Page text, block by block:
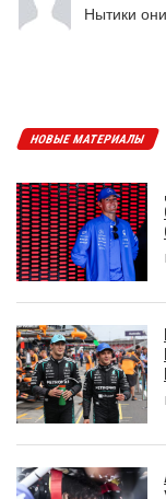
Нытики
НОВЫЕ МАТЕРИАЛЫ